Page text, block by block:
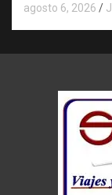
agosto 6, 2026